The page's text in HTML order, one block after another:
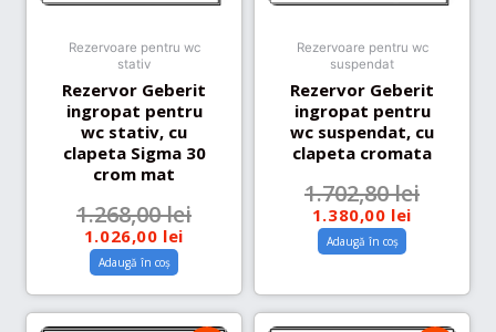
Rezervoare pentru wc
stativ
Rezervor Geberit
ingropat pentru
wc stativ, cu
clapeta Sigma 30
crom mat
1.268,00lei
1.026,00 lei
Adaugă în coș
Rezervoare pentru wc
suspendat
Rezervor Geberit
ingropat pentru
wc suspendat, cu
clapeta cromata
1.702,80lei
1.380,00 lei
Adaugă în coș